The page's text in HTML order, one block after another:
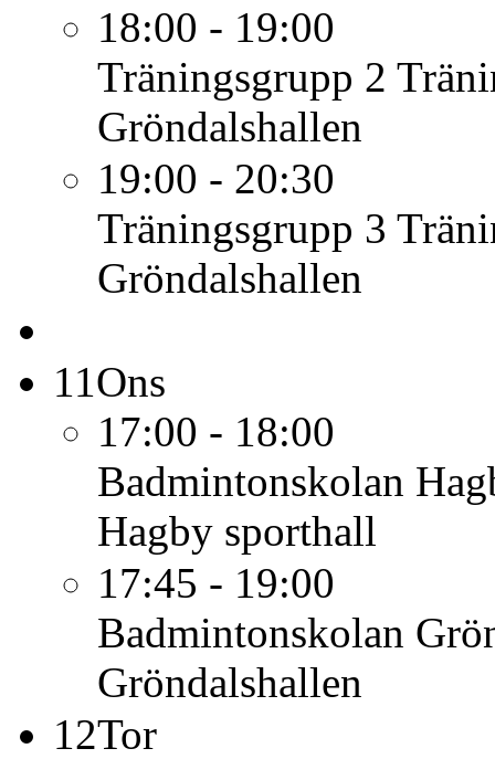
18:00 - 19:00
Träningsgrupp 2
Gröndalshallen
19:00 - 20:30
Träningsgrupp 3
Gröndalshallen
11Ons
17:00 - 18:00
Badmintonskolan
Hagby sporthall
17:45 - 19:00
Badmintonskolan
Gröndalshallen
12Tor